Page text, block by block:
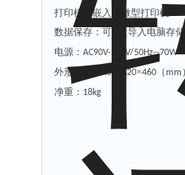
打印机：嵌入式 微型打印机
数据保存：可
盘导入电脑存储
电源： AC90V-240V/50Hz--70W
外形尺寸： 45 320×460 （mm
净重： 18kg